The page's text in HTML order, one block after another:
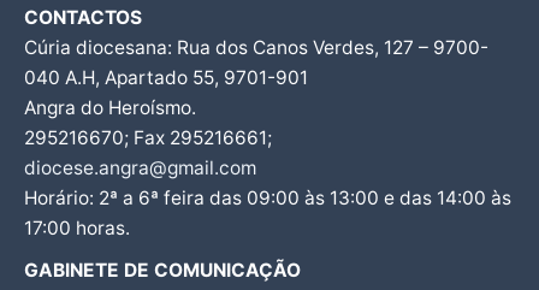
CONTACTOS
Cúria diocesana: Rua dos Canos Verdes, 127 – 9700-
040 A.H, Apartado 55, 9701-901
Angra do Heroísmo.
295216670; Fax 295216661;
diocese.angra@gmail.com
Horário: 2ª a 6ª feira das 09:00 às 13:00 e das 14:00 às
17:00 horas.
GABINETE DE COMUNICAÇÃO